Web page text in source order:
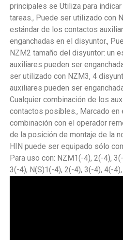
principales se Utiliza para
tareas., Puede ser utilizado con
estándar de los contactos
enganchadas en el disyuntor.,
NZM2 tamaño del disyuntor: un
auxiliares pueden ser
ser utilizado con NZM3, 4
auxiliares pueden ser
Cualquier combinación de los
contactos posibles., Marcado en
combinación con el operador
de la posición de montaje de la
HIN puede ser equipado sólo
Para uso con: NZM1(-4), 2(-4),
3(-4), N(S)1(-4), 2(-4), 3(-4), 4(-